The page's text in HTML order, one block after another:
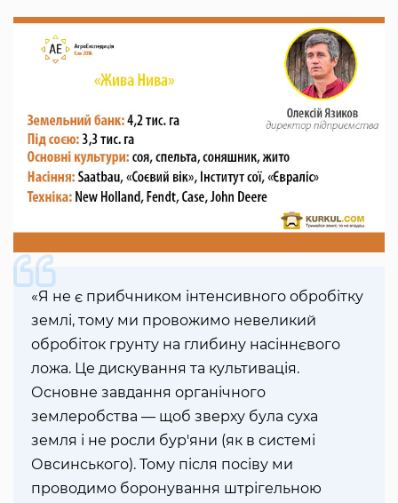
«Я не є прибчником інтенсивного обробітку
землі, тому ми провожимо невеликий
обробіток грунту на глибину насіннєвого
ложа. Це дискування та культивація.
Основне завдання органічного
землеробства — щоб зверху була суха
земля і не росли бур'яни (як в системі
Овсинського). Тому після посіву ми
проводимо боронування штрігельною